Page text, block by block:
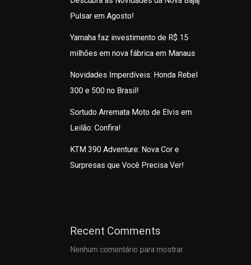
Pulsar em Agosto!
Yamaha faz investimento de R$ 15
milhões em nova fábrica em Manaus
Novidades Imperdíveis: Honda Rebel
300 e 500 no Brasil!
Sortudo Arremata Moto de Elvis em
Leilão: Confira!
KTM 390 Adventure: Nova Cor e
Surpresas que Você Precisa Ver!
Recent Comments
Nenhum comentário para mostrar.